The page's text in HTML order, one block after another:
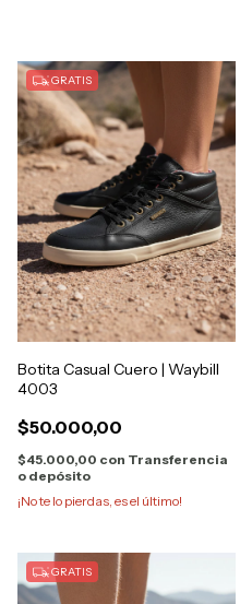
GRATIS
Botita Casual Cuero | Waybill
4003
$50.000,00
$45.000,00 con Transferencia
o depósito
¡No te lo pierdas, es el último!
GRATIS